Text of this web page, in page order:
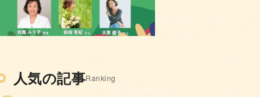
人気の記事Ranking